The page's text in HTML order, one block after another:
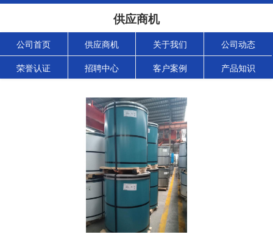
供应商机
公司首页 供应商机 关于我们 公司动态
荣誉认证 招聘中心 客户案例 产品知识